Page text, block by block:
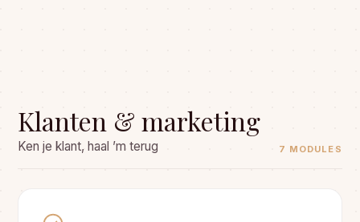
Klanten & marketing
Ken je klant, haal ’m terug 7 MODULES